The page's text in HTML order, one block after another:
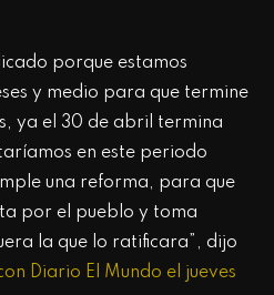
porque estamos
y medio para que termine
ya el 30 de abril termina
en este periodo
una reforma, para que
por el pueblo y toma
la que lo ratificara”, dijo
Diario El Mundo el jueves